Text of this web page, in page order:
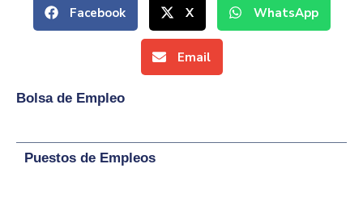
Facebook X WhatsApp
Email
Bolsa de Empleo
Puestos de Empleos